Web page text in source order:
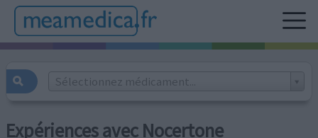
Sélectionnez médicament...
Expériences avec Nocertone